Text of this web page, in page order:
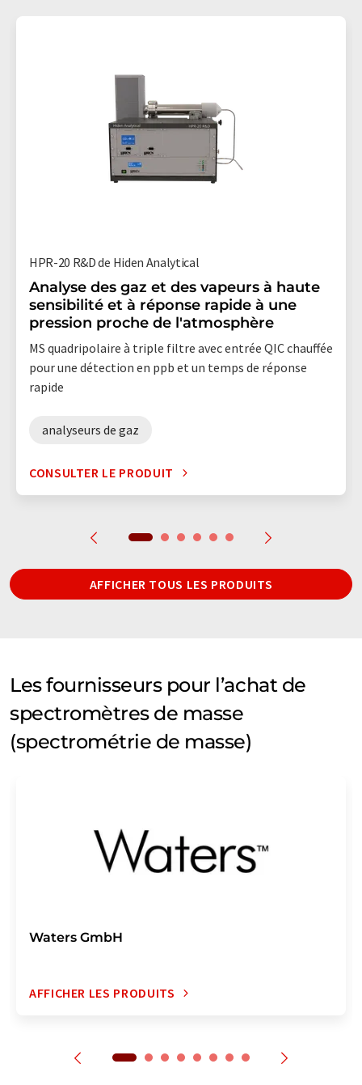
HPR-20 R&D de Hiden Analytical
Analyse des gaz et des vapeurs à haute
sensibilité et à réponse rapide à une
pression proche de l'atmosphère
MS quadripolaire à triple filtre avec entrée QIC chauffée
pour une détection en ppb et un temps de réponse
rapide
analyseurs de gaz
CONSULTER LE PRODUIT
AFFICHER TOUS LES PRODUITS
Les fournisseurs pour l’achat de
spectromètres de masse
(spectrométrie de masse)
Waters GmbH
AFFICHER LES PRODUITS